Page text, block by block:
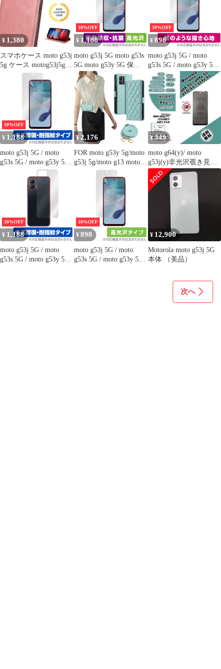
い おしゃれ 癒やし 緑
爽やか flip2-g53j5g-wh-
硬度9H 飛散防止処理
OPPO Find X9 5G 専用
クリア ソフト シリコン
TPU 保護ケース 超軽量
衝撃防止 0
¥ 1,380
スマホケース moto g53j
5g ケース motog53j5g
ケース スマホケース
motog53j5g カード 収納
スマホカバー moto
g53j5g ケース moto g53j
ケース ピンク
10%OFF
¥ 1,188
moto g53j 5G moto g53s
5G moto g53y 5G 保護
フィルム OverLay
Absorber 高光沢 モトロ
ーラ スマホ 衝撃吸収
抗菌
10%OFF
¥ 898
moto g53j 5G / moto
g53s 5G / moto g53y 5G
保護フィルム OverLay
Paper モトローラ スマ
ホ用フィルム 書き味向
上 紙のような描き心地
10%OFF
¥ 1,188
moto g53j 5G / moto
g53s 5G / moto g53y 5G
保護 フィルム OverLay
Magic モトローラ スマ
ホ用保護フィルム 液晶
¥ 2,176
FOR moto g53y 5g/moto
g53j 5g/moto g13 moto
g13 ケース 手帳型 おし
ゃれ ストラップ付き ス
タンド機能 カード収納
軽量 薄型 耐衝撃 高級
PUレザー 滑り防止 財
布型 内蔵マグネット 開
閉式 チェック柄 上質
¥349
moto g64(y)/ moto
g53j(y)非光沢覗き見防
止フィルムa
10%OFF
¥ 1,188
moto g53j 5G / moto
g53s 5G / moto g53y 5G
10%OFF
¥ 898
moto g53j 5G / moto
g53s 5G / moto g53y 5G
¥ 12,900
Motorola moto g53j 5G
本体 （美品）
次へ